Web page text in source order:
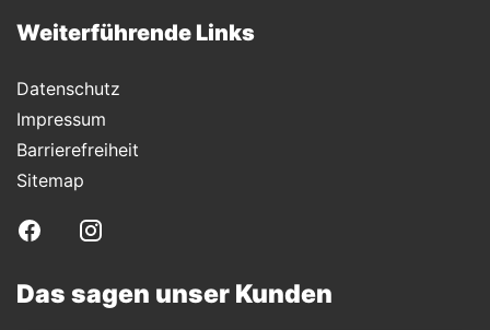
Weiterführende Links
Datenschutz
Impressum
Barrierefreiheit
Sitemap
Das sagen unser Kunden